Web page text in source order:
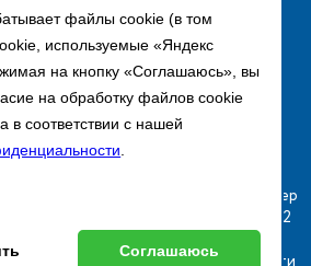
файлы cookie (в том
используемые «Яндекс
на кнопку «Соглашаюсь», вы
на обработку файлов cookie
в соответствии с нашей
.
Соглашаюсь
Заказать звонок
Разработка и продвижение сайта
о товарах носит справочный характер
офертой в соответствии с пунктом 2
статьи 437 ГК РФ.
информации о наличии и стоимости